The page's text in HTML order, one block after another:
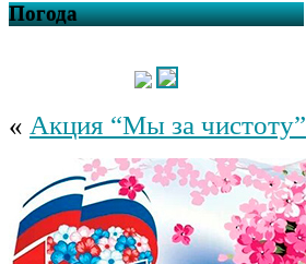
Погода
« Акция “Мы за чистоту”